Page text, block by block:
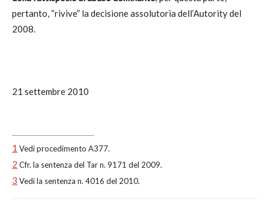
pertanto, “rivive” la decisione assolutoria dell’Autority del
2008.
21 settembre 2010
1 Vedi procedimento A377.
2 Cfr. la sentenza del Tar n. 9171 del 2009.
3 Vedi la sentenza n. 4016 del 2010.